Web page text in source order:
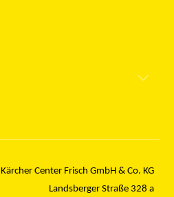
Kärcher Center Frisch GmbH & Co. KG
Landsberger Straße 328 a